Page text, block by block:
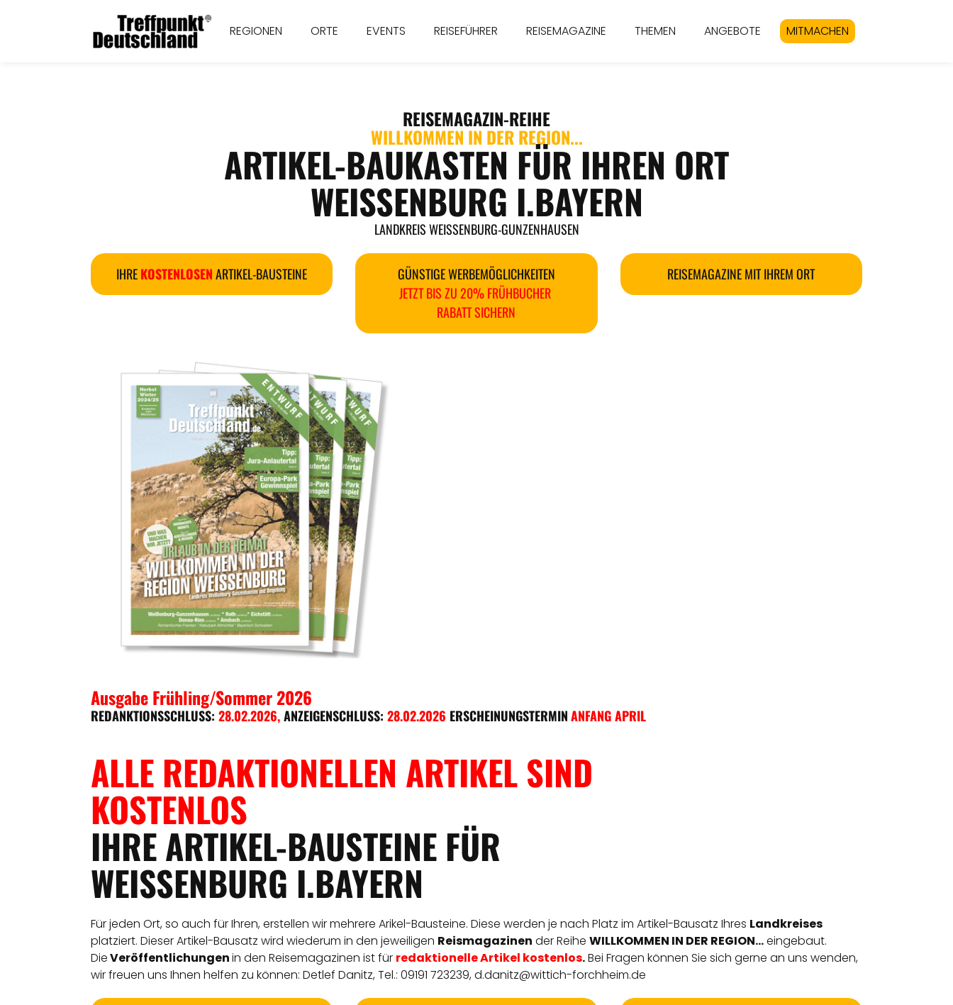
REGIONEN ORTE EVENTS REISEFÜHRER REISEMAGAZINE THEMEN ANGEBOTE MITMACHEN
REISEMAGAZIN-REIHE
WILLKOMMEN IN DER REGION...
ARTIKEL-BAUKASTEN FÜR IHREN ORT
WEISSENBURG I.BAYERN
LANDKREIS WEISSENBURG-GUNZENHAUSEN
IHREKOSTENLOSENARTIKEL-BAUSTEINE
GÜNSTIGE WERBEMÖGLICHKEITEN
JETZT BIS ZU 20% FRÜHBUCHER
RABATT SICHERN
REISEMAGAZINE MIT IHREM ORT
Ausgabe Frühling/Sommer 2026
REDANKTIONSSCHLUSS: 28.02.2026,ANZEIGENSCHLUSS: 28.02.2026 ERSCHEINUNGSTERMINANFANG APRIL
ALLE REDAKTIONELLEN ARTIKEL SIND
KOSTENLOS
IHRE ARTIKEL-BAUSTEINE FÜR
WEISSENBURG I.BAYERN
Für jeden Ort, so auch für Ihren, erstellen wir mehrere Arikel-Bausteine. Diese werden je nach Platz im Artikel-Bausatz Ihres Landkreises
platziert. Dieser Artikel-Bausatz wird wiederum in den jeweiligen Reismagazinen der Reihe WILLKOMMEN IN DER REGION...eingebaut.
DieVeröffentlichungenin den Reisemagazinen ist für redaktionelleArtikel kostenlos.Bei Fragen können Sie sich gerne an uns wenden,
wir freuen uns Ihnen helfen zu können: Detlef Danitz, Tel.: 09191 723239,d.danitz@wittich-forchheim.de